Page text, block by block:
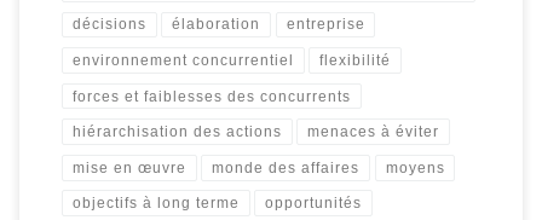
décisions élaboration entreprise
environnement concurrentiel flexibilité
forces et faiblesses des concurrents
hiérarchisation des actions menaces à éviter
mise en œuvre monde des affaires moyens
objectifs à long terme opportunités